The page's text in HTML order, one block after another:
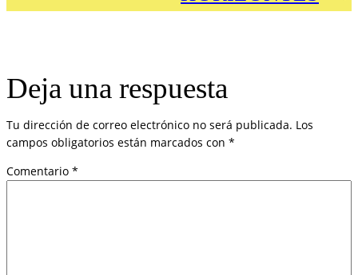
Deja una respuesta
Tu dirección de correo electrónico no será publicada. Los
campos obligatorios están marcados con *
Comentario *